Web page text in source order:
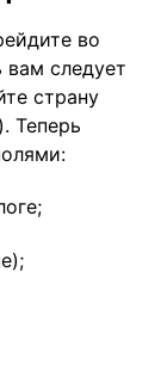
во
следует
страну
Теперь